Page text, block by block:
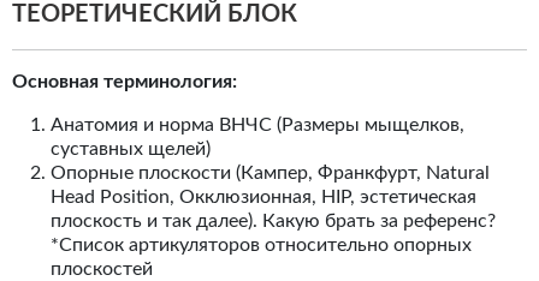
ТЕОРЕТИЧЕСКИЙ БЛОК
Основная терминология:
Анатомия и норма ВНЧС (Размеры мыщелков,
суставных щелей)
Опорные плоскости (Кампер, Франкфурт, Natural
Head Position, Окклюзионная, HIP, эстетическая
плоскость и так далее). Какую брать за референс?
*Список артикуляторов относительно опорных
плоскостей